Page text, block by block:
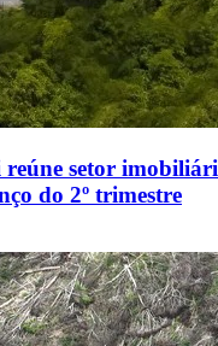
reúne setor
do 2º trimestre